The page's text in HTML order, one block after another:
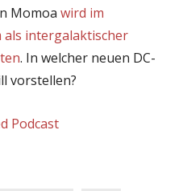
Momoa wird im
als intergalaktischer
. In welcher neuen DC-
vorstellen?
Podcast